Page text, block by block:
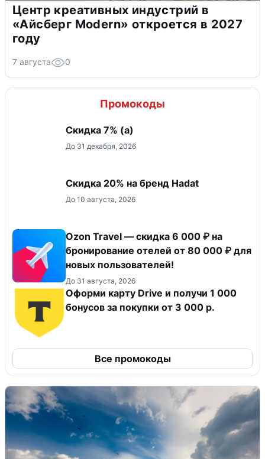
Центр креативных индустрий в
«Айсберг Modern» откроется в 2027
году
7 августа 0
Промокоды
Скидка ​7% (а)
До 31 декабря, 2026
Скидка 20% на бренд Hadat
До 10 августа, 2026
Ozon Travel — скидка 6 000 ₽ на
бронирование отелей от 80 000 ₽ для
новых пользователей!
До 31 августа, 2026
Оформи карту Drive и получи 1 000
бонусов за покупки от 3 000 р.
Все промокоды